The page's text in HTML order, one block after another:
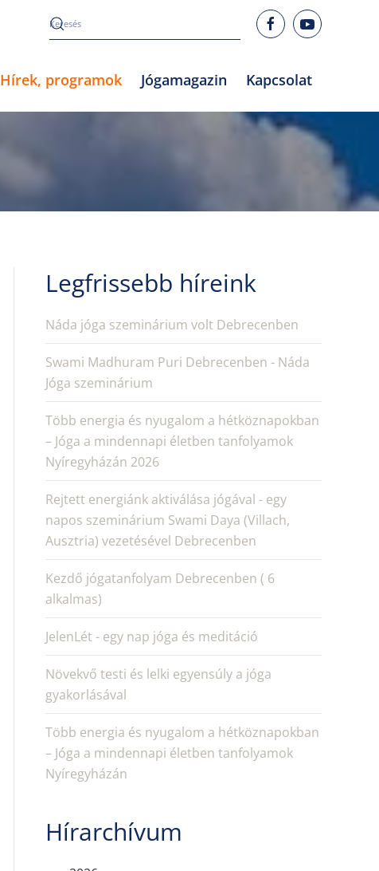
Hírek, programok Jógamagazin Kapcsolat
Legfrissebb híreink
Náda jóga szeminárium volt Debrecenben
Swami Madhuram Puri Debrecenben - Náda
Jóga szeminárium
Több energia és nyugalom a hétköznapokban
– Jóga a mindennapi életben tanfolyamok
Nyíregyházán 2026
Rejtett energiánk aktiválása jógával - egy
napos szeminárium Swami Daya (Villach,
Ausztria) vezetésével Debrecenben
Kezdő jógatanfolyam Debrecenben ( 6
alkalmas)
JelenLét - egy nap jóga és meditáció
Növekvő testi és lelki egyensúly a jóga
gyakorlásával
Több energia és nyugalom a hétköznapokban
– Jóga a mindennapi életben tanfolyamok
Nyíregyházán
Hírarchívum